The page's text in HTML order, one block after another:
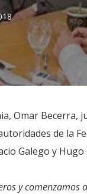
Omar Becerra,
de la
Galego y Hugo
y comenzamos